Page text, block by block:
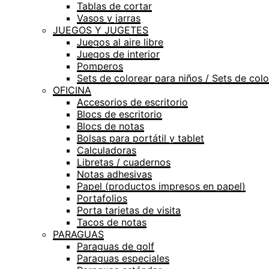
Tablas de cortar
Vasos y jarras
JUEGOS Y JUGETES
Juegos al aire libre
Juegos de interior
Pomperos
Sets de colorear para niños / Sets de
OFICINA
Accesorios de escritorio
Blocs de escritorio
Blocs de notas
Bolsas para portátil y tablet
Calculadoras
Libretas / cuadernos
Notas adhesivas
Papel (productos impresos en papel)
Portafolios
Porta tarjetas de visita
Tacos de notas
PARAGUAS
Paraguas de golf
Paraguas especiales